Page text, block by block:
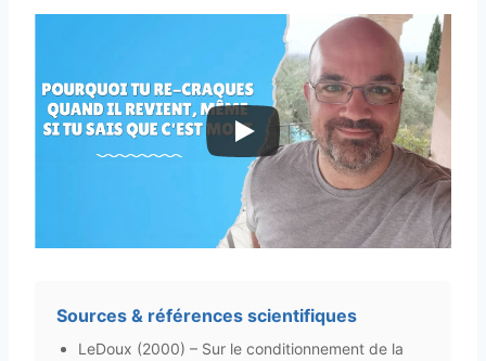
Sources & références scientifiques
LeDoux (2000) – Sur le conditionnement de la